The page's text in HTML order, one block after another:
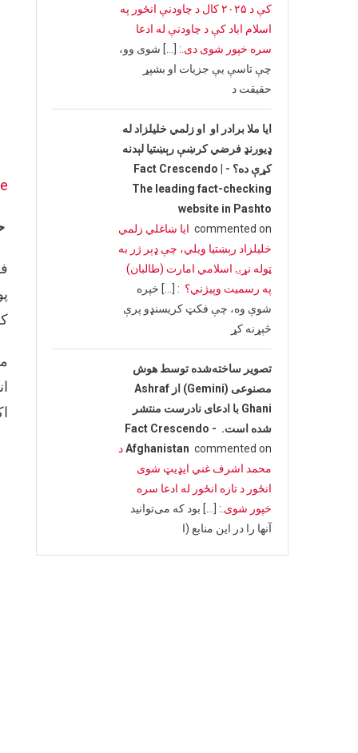
اکتوبر
کې د ۲۰۲۵ کال د چاودنې انځور په
اسلام اباد کې د چاودنې له ادعا
سره خپور شوی دی. : […] شوی وو،
چې تاسې یې جزیات او بشپړ
حقیقت د
ایا ملا برادر او او زلمي خلیلزاد له
ډیورنډ فرضي کرښې رېښتیا لېدنه
کړې ده؟ - Fact Crescendo |
The leading fact-checking
website in Pashto
commented on ایا ښاغلي زلمي
خلیلزاد رېښتیا ویلي، چې ډېر ژر به
ټوله نړۍ اسلامي امارت (طالبان)
په رسمیت وپیژني؟ : […] خپره
شوې وه، چې فکټ کریسنډو پرې
څېړنه کړ
تصویر ساخته‌شده توسط هوش
مصنوعی (Gemini) از Ashraf
Ghani با ادعای نادرست منتشر
شده است. - Fact Crescendo
Afghanistan commented on
د
محمد اشرف غني ایډیټ شوی
انځور د تازه انځور له ادعا سره
خپور شوی. : […] بود که می‌توانید
آنها را در این منابع (ا